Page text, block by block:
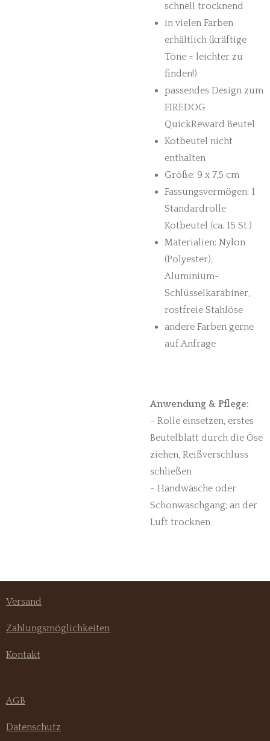
schnell trocknend
in vielen Farben
erhältlich (kräftige
Töne = leichter zu
finden!)
passendes Design zum
FIREDOG
QuickReward Beutel
Kotbeutel nicht
enthalten
Größe: 9 x 7,5 cm
Fassungsvermögen: 1
Standardrolle
Kotbeutel (ca. 15 St.)
Materialien: Nylon
(Polyester),
Aluminium-
Schlüsselkarabiner,
rostfreie Stahlöse
andere Farben gerne
auf Anfrage
Anwendung & Pflege:
- Rolle einsetzen, erstes
Beutelblatt durch die Öse
ziehen, Reißverschluss
schließen
- Handwäsche oder
Schonwaschgang; an der
Luft trocknen
Versand
Zahlungsmöglichkeiten
Kontakt
AGB
Datenschutz